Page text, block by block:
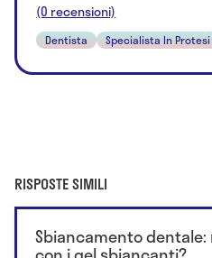
(0 recensioni)
Dentista Specialista In
RISPOSTE SIMILI
Sbiancamento dentale: